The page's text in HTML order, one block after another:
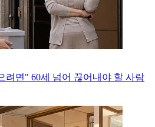
려면" 60세 넘어 끊어내야 할 사람